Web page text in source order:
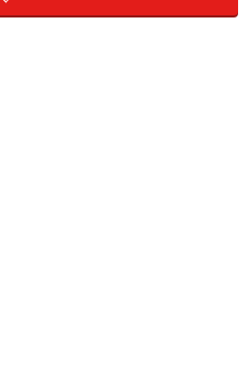
が”楽しむべき要因”として